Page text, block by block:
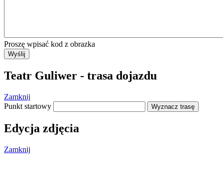
Proszę wpisać kod z obrazka
Wyślij
Teatr Guliwer - trasa dojazdu
Zamknij
This page can't load Google Maps correctly.
Punkt startowy Wyznacz trasę
Edycja zdjęcia
Zamknij